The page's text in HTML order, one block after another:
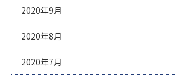
2020年9月
2020年8月
2020年7月